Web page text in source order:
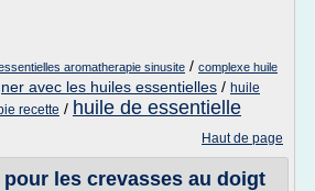
aromatherapie sinusite / complexe huile
avec les huiles essentielles / huile
recette / huile de essentielle
Haut de page
les crevasses au doigt